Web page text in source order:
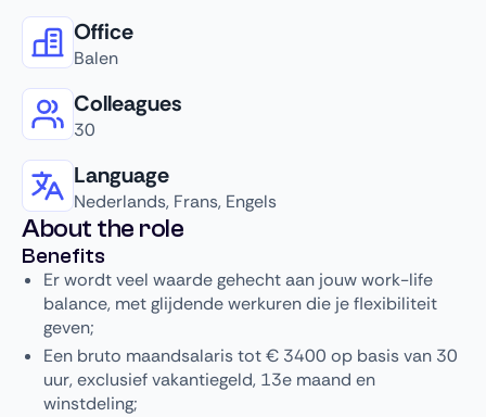
Office
Balen
Colleagues
30
Language
Nederlands, Frans, Engels
About the role
Benefits
Er wordt veel waarde gehecht aan jouw work-life
balance, met glijdende werkuren die je flexibiliteit
geven;
Een bruto maandsalaris tot € 3400 op basis van 30
uur, exclusief vakantiegeld, 13e maand en
winstdeling;